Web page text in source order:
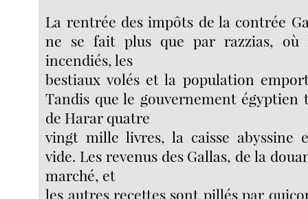
La rentrée des impôts de la contrée
ne se fait plus que par razzias, où
incendiés, les
bestiaux volés et la population
Tandis que le gouvernement
de Harar quatre
vingt mille livres, la caisse abyssine
vide. Les revenus des Gallas, de la
marché, et
les autres recettes sont pillés par